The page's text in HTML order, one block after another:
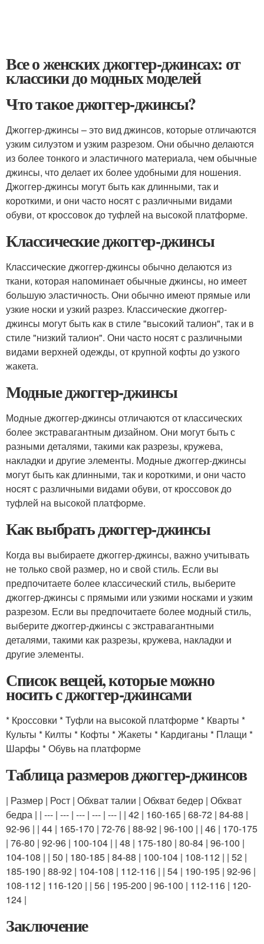
Все о женских джоггер-джинсах: от
классики до модных моделей
Что такое джоггер-джинсы?
Джоггер-джинсы – это вид джинсов, которые отличаются
узким силуэтом и узким разрезом. Они обычно делаются
из более тонкого и эластичного материала, чем обычные
джинсы, что делает их более удобными для ношения.
Джоггер-джинсы могут быть как длинными, так и
короткими, и они часто носят с различными видами
обуви, от кроссовок до туфлей на высокой платформе.
Классические джоггер-джинсы
Классические джоггер-джинсы обычно делаются из
ткани, которая напоминает обычные джинсы, но имеет
большую эластичность. Они обычно имеют прямые или
узкие носки и узкий разрез. Классические джоггер-
джинсы могут быть как в стиле "высокий талион", так и в
стиле "низкий талион". Они часто носят с различными
видами верхней одежды, от крупной кофты до узкого
жакета.
Модные джоггер-джинсы
Модные джоггер-джинсы отличаются от классических
более экстравагантным дизайном. Они могут быть с
разными деталями, такими как разрезы, кружева,
накладки и другие элементы. Модные джоггер-джинсы
могут быть как длинными, так и короткими, и они часто
носят с различными видами обуви, от кроссовок до
туфлей на высокой платформе.
Как выбрать джоггер-джинсы
Когда вы выбираете джоггер-джинсы, важно учитывать
не только свой размер, но и свой стиль. Если вы
предпочитаете более классический стиль, выберите
джоггер-джинсы с прямыми или узкими носками и узким
разрезом. Если вы предпочитаете более модный стиль,
выберите джоггер-джинсы с экстравагантными
деталями, такими как разрезы, кружева, накладки и
другие элементы.
Список вещей, которые можно
носить с джоггер-джинсами
* Кроссовки * Туфли на высокой платформе * Кварты *
Культы * Килты * Кофты * Жакеты * Кардиганы * Плащи *
Шарфы * Обувь на платформе
Таблица размеров джоггер-джинсов
| Размер | Рост | Обхват талии | Обхват бедер | Обхват
бедра | | --- | --- | --- | --- | --- | | 42 | 160-165 | 68-72 | 84-88 |
92-96 | | 44 | 165-170 | 72-76 | 88-92 | 96-100 | | 46 | 170-175
| 76-80 | 92-96 | 100-104 | | 48 | 175-180 | 80-84 | 96-100 |
104-108 | | 50 | 180-185 | 84-88 | 100-104 | 108-112 | | 52 |
185-190 | 88-92 | 104-108 | 112-116 | | 54 | 190-195 | 92-96 |
108-112 | 116-120 | | 56 | 195-200 | 96-100 | 112-116 | 120-
124 |
Заключение